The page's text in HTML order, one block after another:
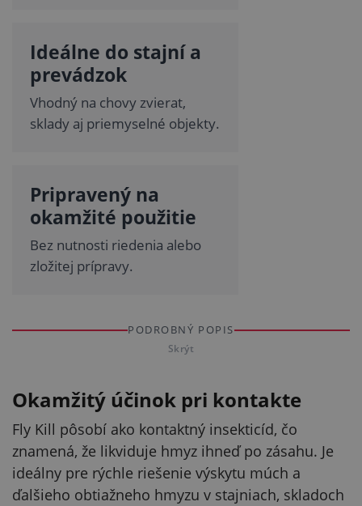
Ideálne do stajní a
prevádzok
Vhodný na chovy zvierat,
sklady aj priemyselné objekty.
Pripravený na
okamžité použitie
Bez nutnosti riedenia alebo
zložitej prípravy.
PODROBNÝ POPIS
Skrýt
Okamžitý účinok pri kontakte
Fly Kill pôsobí ako kontaktný insekticíd, čo
znamená, že likviduje hmyz ihneď po zásahu. Je
ideálny pre rýchle riešenie výskytu múch a
ďalšieho obtiažneho hmyzu v stajniach, skladoch